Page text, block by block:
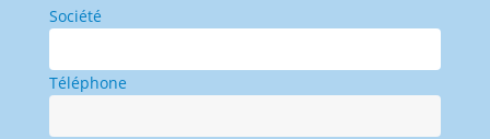
Société
Téléphone